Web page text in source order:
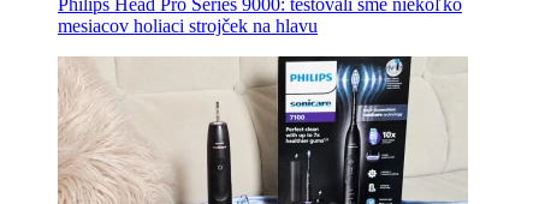
Philips Head Pro Series 9000: testovali sme niekoľko
mesiacov holiaci strojček na hlavu